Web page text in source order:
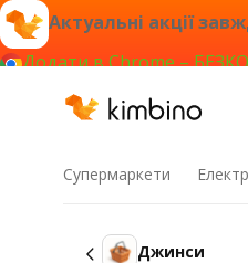
Актуальні акції
Додати в Chrome –
Супермаркети
Джинси